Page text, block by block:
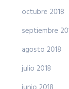
octubre 2018
septiembre
agosto 2018
julio 2018